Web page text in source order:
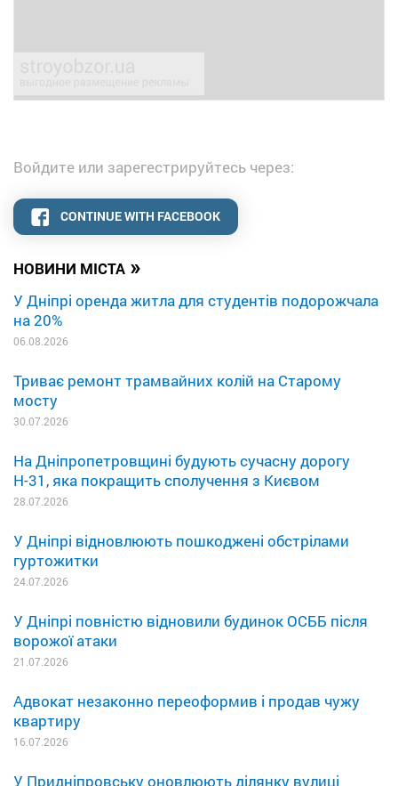
НОВИНИ МІСТА »
У Дніпрі оренда житла для студентів подорожчала
на 20%
06.08.2026
Триває ремонт трамвайних колій на Старому
мосту
30.07.2026
На Дніпропетровщині будують сучасну дорогу
Н-31, яка покращить сполучення з Києвом
28.07.2026
У Дніпрі відновлюють пошкоджені обстрілами
гуртожитки
24.07.2026
У Дніпрі повністю відновили будинок ОСББ після
ворожої атаки
21.07.2026
Адвокат незаконно переоформив і продав чужу
квартиру
16.07.2026
У Придніпровську оновлюють ділянку вулиці
Войдите или зарегестрируйтесь через:
CONTINUE WITH FACEBOOK